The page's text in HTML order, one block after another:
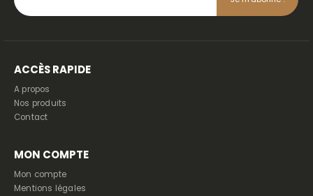
ACCÈS RAPIDE
A propos
Nos produits
Contact
MON COMPTE
Mon compte
Mentions légales